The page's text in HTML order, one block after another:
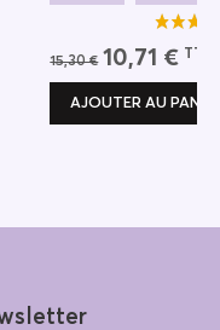
PURETÉ ÉTONNANTE
15,30 € 10,71 €
AJOUTER AU